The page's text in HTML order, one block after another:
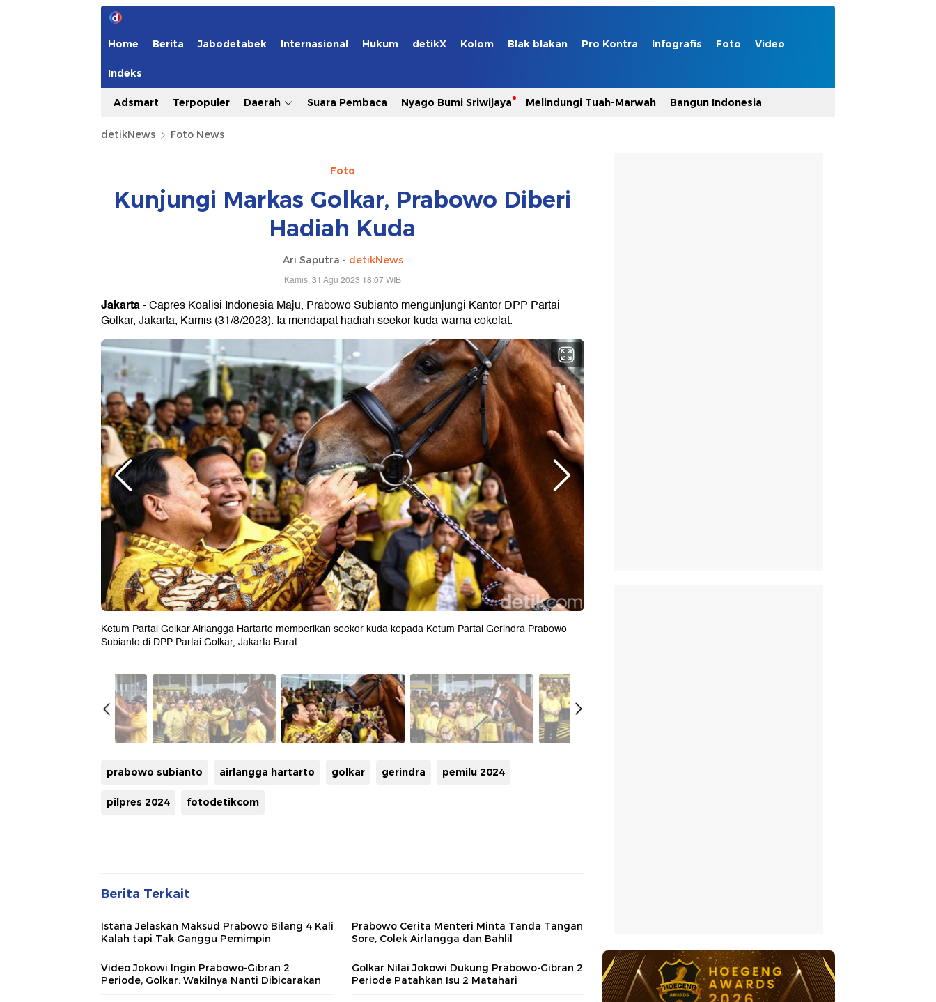
Home Berita Jabodetabek Internasional Hukum detikX Kolom Blak blakan Pro Kontra Infografis Foto Video
Indeks
Adsmart Terpopuler Daerah Suara Pembaca Nyago Bumi Sriwijaya Melindungi Tuah-Marwah Bangun Indonesia
detikNews Foto News
Foto
Kunjungi Markas Golkar, Prabowo Diberi
Hadiah Kuda
Ari Saputra - detikNews
Kamis, 31 Agu 2023 18:07 WIB
Jakarta- Capres Koalisi Indonesia Maju, Prabowo Subianto mengunjungi Kantor DPP Partai
Golkar, Jakarta, Kamis (31/8/2023). Ia mendapat hadiah seekor kuda warna cokelat.
Ketum Partai Golkar Airlangga Hartarto memberikan seekor kuda kepada Ketum Partai Gerindra Prabowo
Subianto di DPP Partai Golkar, Jakarta Barat.
prabowo subianto airlangga hartarto golkar gerindra pemilu 2024
pilpres 2024 fotodetikcom
Berita Terkait
Istana Jelaskan Maksud Prabowo Bilang 4 Kali
Kalah tapi Tak Ganggu Pemimpin
Prabowo Cerita Menteri Minta Tanda Tangan
Sore, Colek Airlangga dan Bahlil
Video Jokowi Ingin Prabowo-Gibran 2
Periode, Golkar: Wakilnya Nanti Dibicarakan
Golkar Nilai Jokowi Dukung Prabowo-Gibran 2
Periode Patahkan Isu 2 Matahari